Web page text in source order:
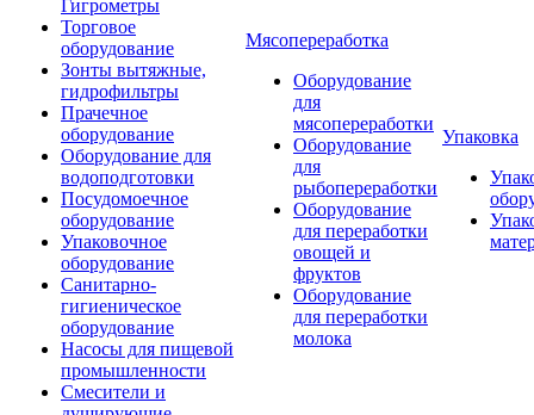
Гигрометры
Торговое
оборудование
Зонты вытяжные,
гидрофильтры
Прачечное
оборудование
Оборудование для
водоподготовки
Посудомоечное
оборудование
Упаковочное
оборудование
Санитарно-
гигиеническое
оборудование
Насосы для пищевой
промышленности
Смесители и
Мясопереработка
Оборудование
для
мясопереработки
Оборудование
для
рыбопереработки
Оборудование
для переработки
овощей и
фруктов
Оборудование
для переработки
молока
Упаковка